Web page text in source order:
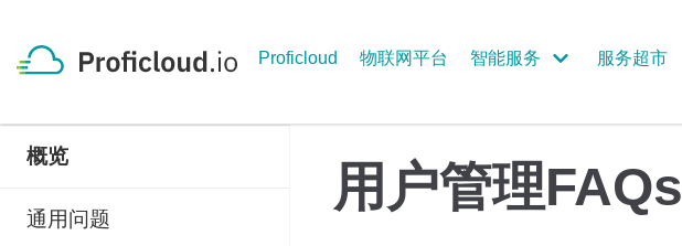
to
Proficloud 物联网平台 智能服务 服务超市
概览
通用问题
用户管理FAQs